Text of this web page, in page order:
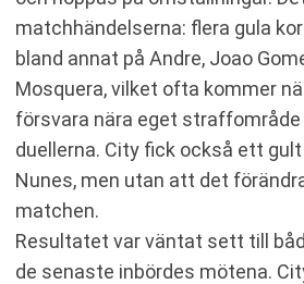
matchhändelserna: flera gula
bland annat på Andre, Joao
Mosquera, vilket ofta kommer
försvara nära eget straffområde
duellerna. City fick också ett
Nunes, men utan att det
matchen.
Resultatet var väntat sett till
de senaste inbördes mötena.